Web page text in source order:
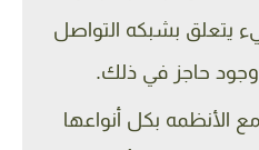
يتعلق بشبكه التواصل
وجود حاجز في ذلك.
مع الأنظمه بكل أنواعها